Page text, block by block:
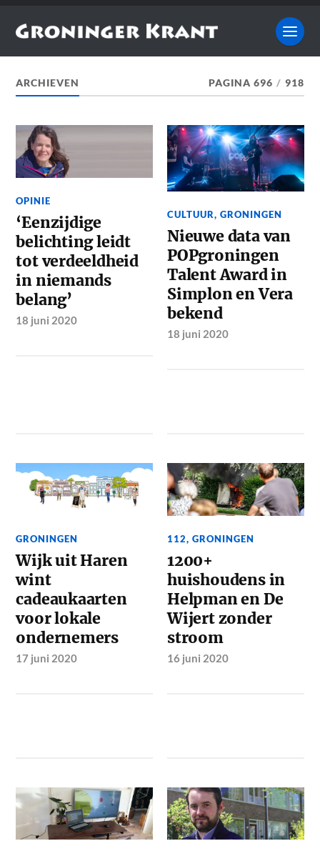
ARCHIEVEN PAGINA 696 / 918
OPINIE
‘Eenzijdige
belichting leidt
tot verdeeldheid
in niemands
belang’
18 juni 2020
CULTUUR,GRONINGEN
Nieuwe data van
POPgroningen
Talent Award in
Simplon en Vera
bekend
18 juni 2020
GRONINGEN
Wijk uit Haren
wint
cadeaukaarten
voor lokale
ondernemers
17 juni 2020
112,GRONINGEN
1200+
huishoudens in
Helpman en De
Wijert zonder
stroom
16 juni 2020